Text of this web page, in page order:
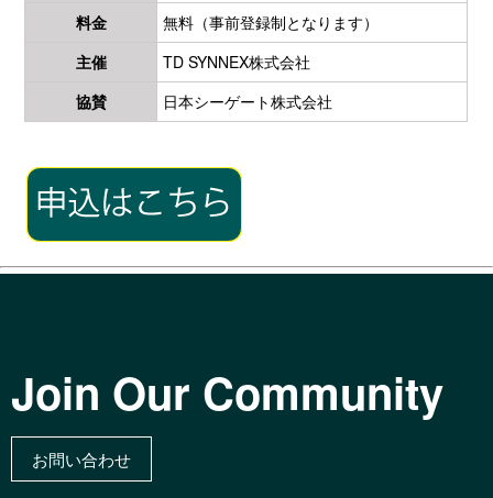
料金
無料（事前登録制となります）
主催
TD SYNNEX株式会社
協賛
日本シーゲート株式会社
Join Our Community
お問い合わせ